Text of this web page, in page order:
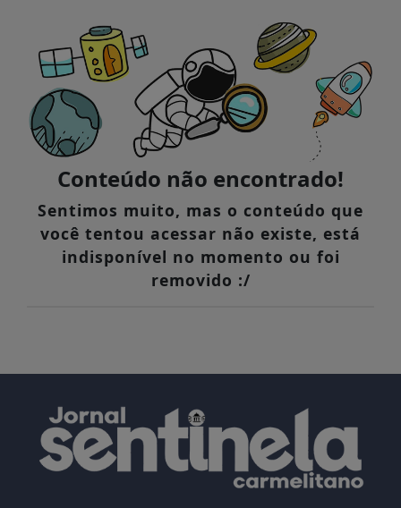
Conteúdo não encontrado!
Sentimos muito, mas o conteúdo que
você tentou acessar não existe, está
indisponível no momento ou foi
removido :/